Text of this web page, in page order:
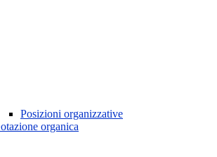
Posizioni organizzative
organica